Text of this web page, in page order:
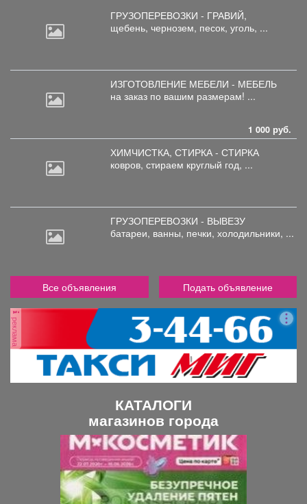
ГРУЗОПЕРЕВОЗКИ - ГРАВИЙ,
щебень, чернозем, песок, уголь, ...
ИЗГОТОВЛЕНИЕ МЕБЕЛИ - МЕБЕЛЬ
на заказ по вашим размерам! ...
1 000 руб.
ХИМЧИСТКА, СТИРКА - СТИРКА
ковров, стираем круглый год, ...
ГРУЗОПЕРЕВОЗКИ - ВЫВЕЗУ
батареи, ванны, печки, холодильники, ...
Все объявления Подать объявление
реклама
КАТАЛОГИ
магазинов города